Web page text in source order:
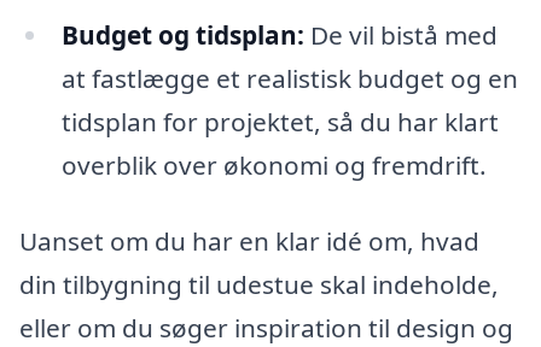
Budget og tidsplan: De vil bistå med
at fastlægge et realistisk budget og en
tidsplan for projektet, så du har klart
overblik over økonomi og fremdrift.
Uanset om du har en klar idé om, hvad
din tilbygning til udestue skal indeholde,
eller om du søger inspiration til design og